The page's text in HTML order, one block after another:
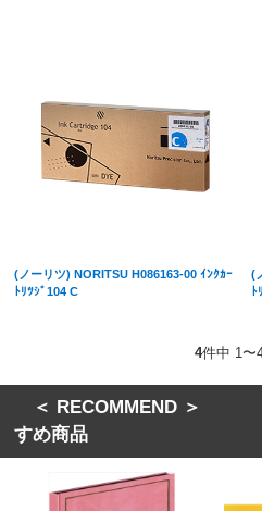
(ノーリツ) NORITSU H086163-00 ｲﾝｸｶｰ
ﾄﾘﾂｼﾞ104 C
(
4件中 1〜
＜ RECOMMEND
すめ商品